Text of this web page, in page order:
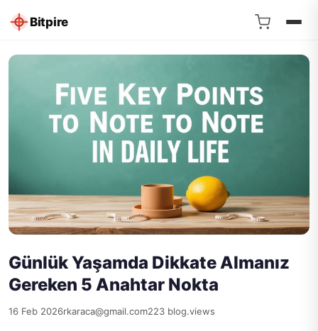
Bitpire
Günlük Yaşamda Dikkate Almanız
Gereken 5 Anahtar Nokta
16 Feb 2026rkaraca@gmail.com223 blog.views